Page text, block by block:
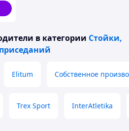
в категории Стойки,
Elitum Собственное
Trex Sport InterAtletika